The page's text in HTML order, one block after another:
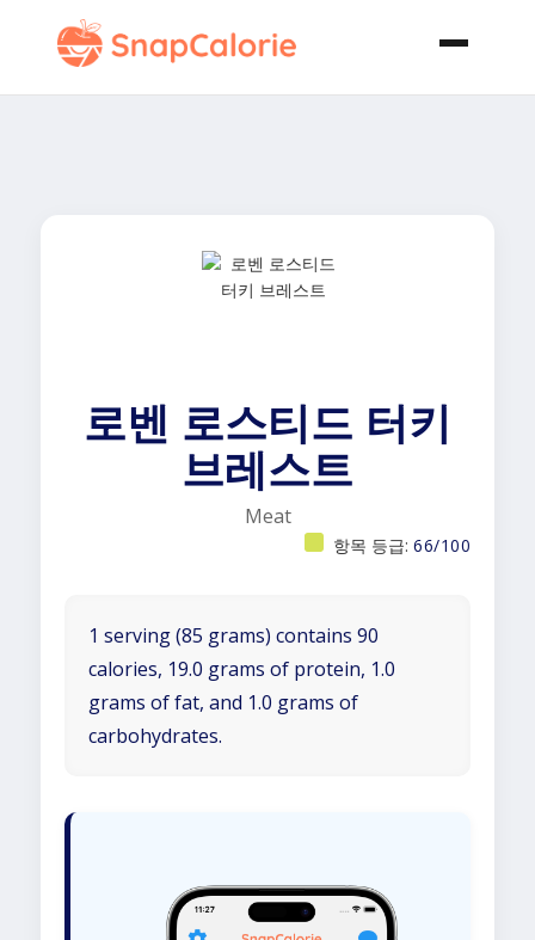
로벤 로스티드 터키
브레스트
Meat
항목 등급: 66/100
1 serving (85 grams) contains 90
calories, 19.0 grams of protein, 1.0
grams of fat, and 1.0 grams of
carbohydrates.